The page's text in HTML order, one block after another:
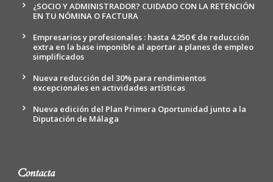
¿SOCIO Y ADMINISTRADOR? CUIDADO CON LA RETENCIÓN
EN TU NÓMINA O FACTURA
Empresarios y profesionales : hasta 4.250 € de reducción
extra en la base imponible al aportar a planes de empleo
simplificados
Nueva reducción del 30% para rendimientos
excepcionales en actividades artísticas
Nueva edición del Plan Primera Oportunidad junto a la
Diputación de Málaga
Contacta